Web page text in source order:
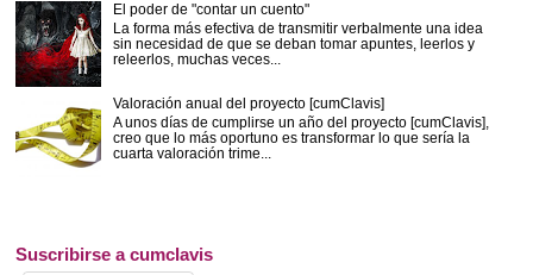
El poder de "contar un cuento"
La forma más efectiva de transmitir verbalmente una idea
sin necesidad de que se deban tomar apuntes, leerlos y
releerlos, muchas veces...
Valoración anual del proyecto [cumClavis]
A unos días de cumplirse un año del proyecto [cumClavis],
creo que lo más oportuno es transformar lo que sería la
cuarta valoración trime...
Suscribirse a cumclavis